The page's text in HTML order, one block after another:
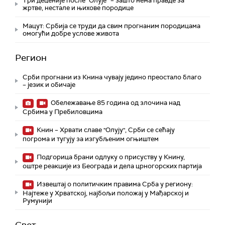
жртве, нестале и њихове породице
Мацут: Србија се труди да свим прогнаним породицама
омогући добре услове живота
Регион
Срби прогнани из Книна чувају једино преостало благо
– језик и обичаје
Обележавање 85 година од злочина над
Србима у Пребиловцима
Книн – Хрвати славе "Олују", Срби се сећају
погрома и тугују за изгубљеним огњиштем
Подгорица брани одлуку о присуству у Книну,
оштре реакције из Београда и дела црногорских партија
Извештај о политичким правима Срба у региону:
Најтеже у Хрватској, најбољи положај у Мађарској и
Румунији